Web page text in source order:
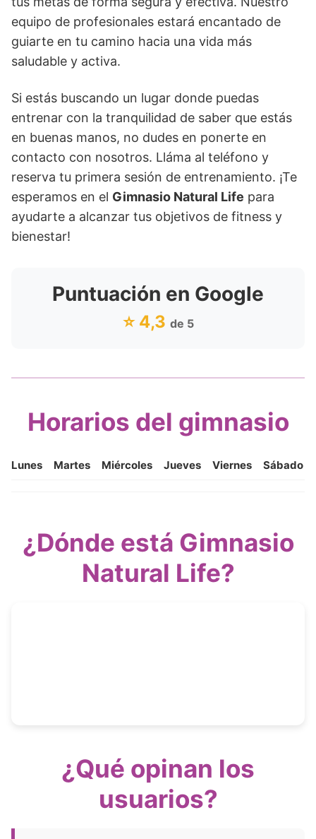
equipo de profesionales estará encantado de
guiarte en tu camino hacia una vida más
saludable y activa.
Si estás buscando un lugar donde puedas
entrenar con la tranquilidad de saber que estás
en buenas manos, no dudes en ponerte en
contacto con nosotros. Lláma al teléfono y
reserva tu primera sesión de entrenamiento. ¡Te
esperamos en el Gimnasio Natural Life para
ayudarte a alcanzar tus objetivos de fitness y
bienestar!
Puntuación en Google
⭐ 4,3 de 5
Horarios del gimnasio
Lunes Martes Miércoles Jueves Viernes Sábado
¿Dónde está Gimnasio
Natural Life?
¿Qué opinan los
usuarios?